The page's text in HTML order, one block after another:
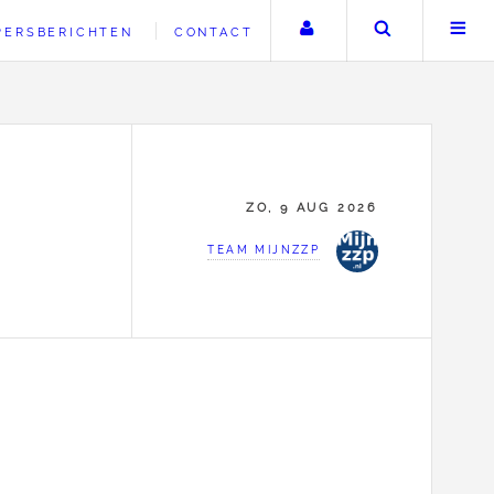
CONTACT Uw accountZoeken
ZO, 9 AUG 2026
TEAM MIJNZZP